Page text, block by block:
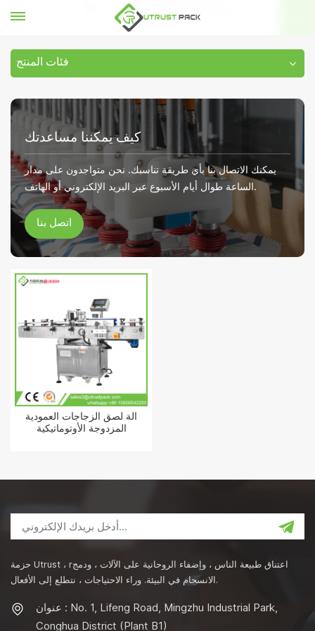
ضعف الجانب آلة وضع العلامات
فئات المنتج
كيف يمكننا مساعدتك
يمكنك الاتصال بنا بأي طريقة تناسبك. نحن متواجدون على مدار
الساعة طوال أيام الأسبوع عبر البريد الإلكتروني أو الهاتف.
اتصل بنا
آلة لصق الزجاجات العمودية
المزدوجة الأوتوماتيكية
حزمة Utrust ، rاعتناق طبيعة الناس ، وإضفاء الروحانية على الآلات ، ودمج
الانسجام في البيئة. وراء الاحتياجات ، نتطلع إلى الأفعال.
عنوان : No. 1, Lifeng Road, Mingzhu Industrial Park,
Conghua District (Plant B1)